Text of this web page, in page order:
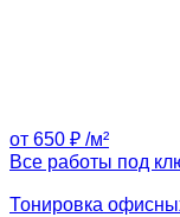
от 650 ₽ /м²
Все работы под
Тонировка